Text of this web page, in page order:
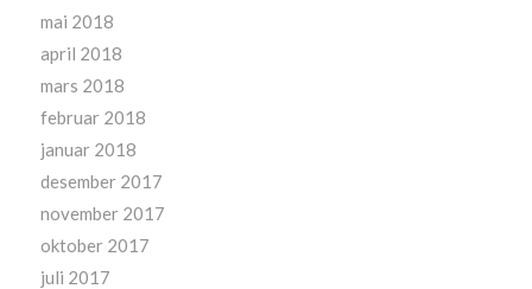
mai 2018
april 2018
mars 2018
februar 2018
januar 2018
desember 2017
november 2017
oktober 2017
juli 2017